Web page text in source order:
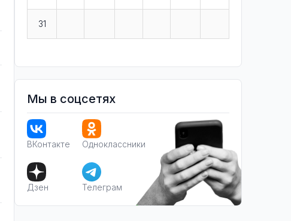
31
Мы в соцсетях
ВКонтакте Одноклассники
Дзен Телеграм